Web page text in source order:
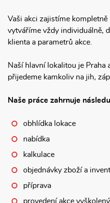
Vaši akci zajistíme
vytváříme vždy individuálně,
klienta a parametrů akce.
Naší hlavní lokalitou je Praha
přijedeme kamkoliv na jih,
Naše práce zahrnuje
obhlídka lokace
nabídka
kalkulace
objednávky zboží a
příprava
provedení akce